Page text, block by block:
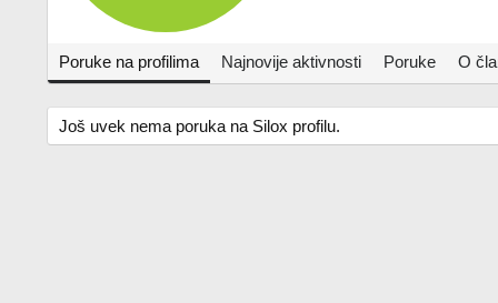
Poruke na profilima Najnovije aktivnosti Poruke O
Još uvek nema poruka na Silox profilu.